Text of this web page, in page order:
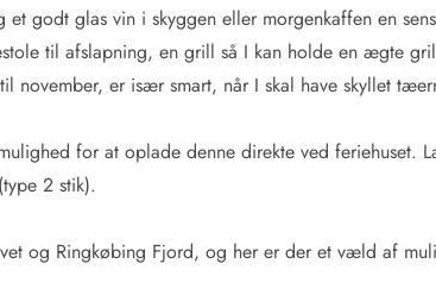
godt glas vin i skyggen eller morgenkaffen en
til afslapning, en grill så I kan holde en ægte
november, er især smart, når I skal have skyllet
for at oplade denne direkte ved feriehuset.
2 stik).
og Ringkøbing Fjord, og her er der et væld af